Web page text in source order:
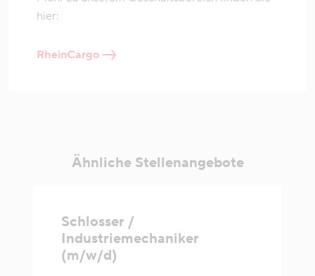
hier:
RheinCargo
Ähnliche Stellenangebote
Schlosser /
Industriemechaniker
(m/w/d)